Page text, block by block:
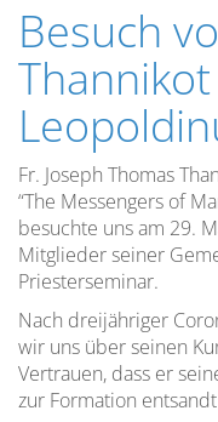
der
Priesterausbildung
Die
Dimension
der
Priesterausbildung
Menschliche
Reifung
Spirituelle
Formung
Lebens
und
Studienordnung
Pflege
des
geistlichen
Lebens
Studium
Die
Prüfungszeit
Freizeit
und
Ferien
Lehramtliche
Dokumente
II.
Vat:
Optatam
Totius
Pastores
Dabo
vobis
Rahmenordnung
für
die
Priesterausbildung
Spiritualität
Leben
Josef)
Stiftskirche
Kreuzkirche
Kreuzweg
im
Leopoldinum
Leitung
Vizedirektor
Spiritual
Vize-
Spiritual
Unsere
Gemeinschaft…
Anreise
Besuch
Fr. Joseph Thomas
“The Messengers of
besuchte uns am 29.
Mitglieder seiner
Priesterseminar.
Nach dreijähriger
wir uns über seinen
Vertrauen, dass er
zur Formation